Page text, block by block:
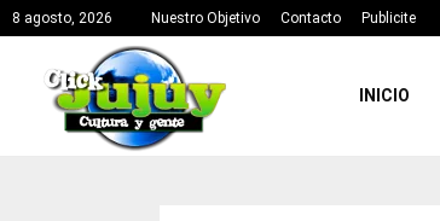
8 agosto, 2026 Nuestro Objetivo Contacto Publicite
INICIO